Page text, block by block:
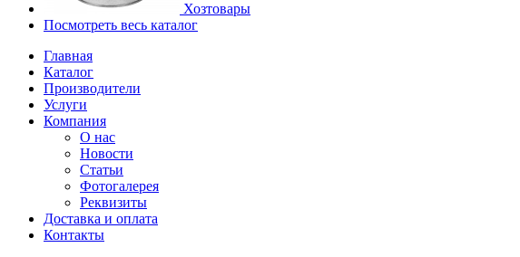
Хозтовары
Посмотреть весь каталог
Главная
Каталог
Производители
Услуги
Компания
О нас
Новости
Статьи
Фотогалерея
Реквизиты
Доставка и оплата
Контакты